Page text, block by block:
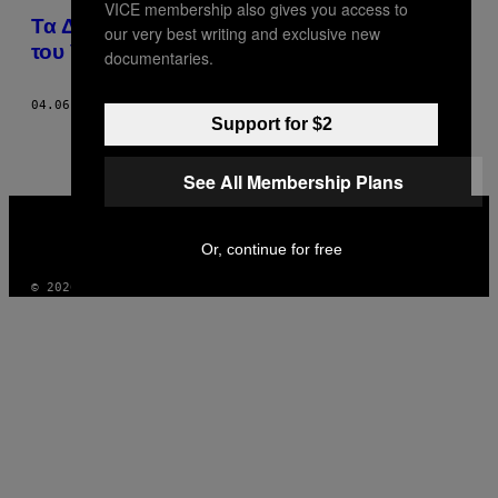
Τα Δέκα Πράγματα που Μισώ στον Χώρο
του Video Gaming το 2015
04.06.15 ΚΕΊΜΕΝΟJONATHAN BEACH
VICE
INSTAGRAM
TIKTOK
YOUTUBE
© 2026 VICE DIGITAL PUBLISHING, LLC
VICE membership also gives you access to
our very best writing and exclusive new
documentaries.
Support for $2
See All Membership Plans
Or, continue for free